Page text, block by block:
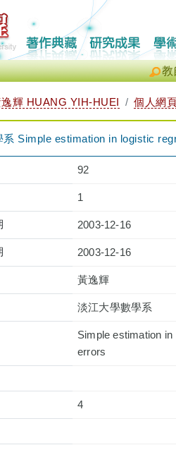
教
輝 HUANG YIH-HUEI 個人網
系 Simple estimation in logistic
92
1
2003-12-16
2003-12-16
黃逸輝
淡江大學數學系
Simple estimation
errors
4